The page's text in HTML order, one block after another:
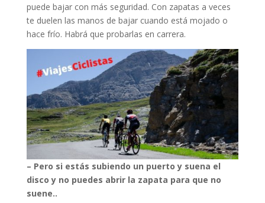
puede bajar con más seguridad. Con zapatas a veces
te duelen las manos de bajar cuando está mojado o
hace frío. Habrá que probarlas en carrera.
– Pero si estás subiendo un puerto y suena el
disco y no puedes abrir la zapata para que no
suene..